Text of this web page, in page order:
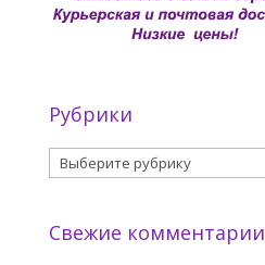
Рубрики
Рубрики
Свежие комментарии